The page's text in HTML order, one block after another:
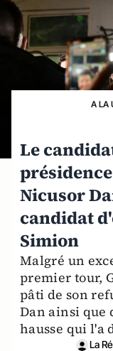
A LA
Le
Nicusor
candidat
Simion
Malgré un
premier tour,
pâti de son
Dan ainsi que
hausse qui l'a
La